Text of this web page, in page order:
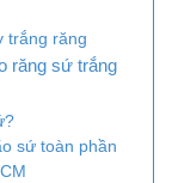
trắng răng
răng sứ trắng
sứ toàn phần